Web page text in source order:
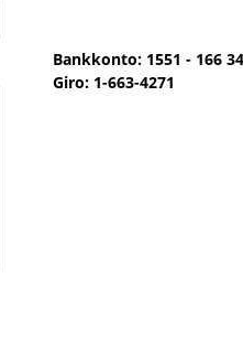
Bankkonto: 1551 - 166
Giro: 1-663-4271